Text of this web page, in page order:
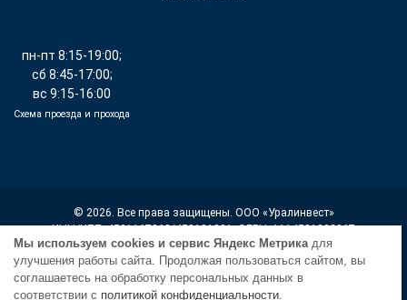
пн-пт 8:15-19:00;
сб 8:45-17:00;
вс 9:15-16:00
Схема проезда и прохода
© 2026. Все права защищены. ООО «Уралинвест»
ИНН/КПП: 4501167368/450101001, ОГРН: 1114501002967
Политика конфиденциальности
Мы используем cookies и сервис Яндекс Метрикадля
улучшения работы сайта. Продолжая пользоваться сайтом, вы
соглашаетесь на обработку персональных данных в
соответствии с политикой конфиденциальности.